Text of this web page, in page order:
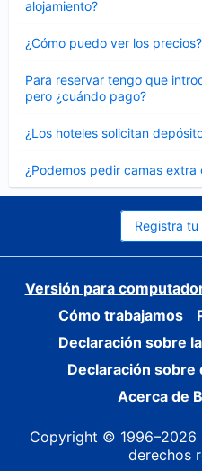
alojamiento?
¿Cómo puedo ver los precios?
cerrado
Para reservar tengo que
pero ¿cuándo pago?
cerrado
¿Los hoteles solicitan
cerrado
¿Podemos pedir camas extra
cerrado
Registra tu
Versión para
Cómo trabajamos
Declaración sobre
Declaración sobre
Acerca de
Copyright © 1996–2026
derechos